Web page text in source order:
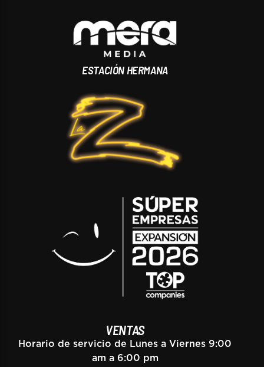
ESTACIÓN HERMANA
VENTAS
Horario de servicio de Lunes a Viernes 9:00
am a 6:00 pm